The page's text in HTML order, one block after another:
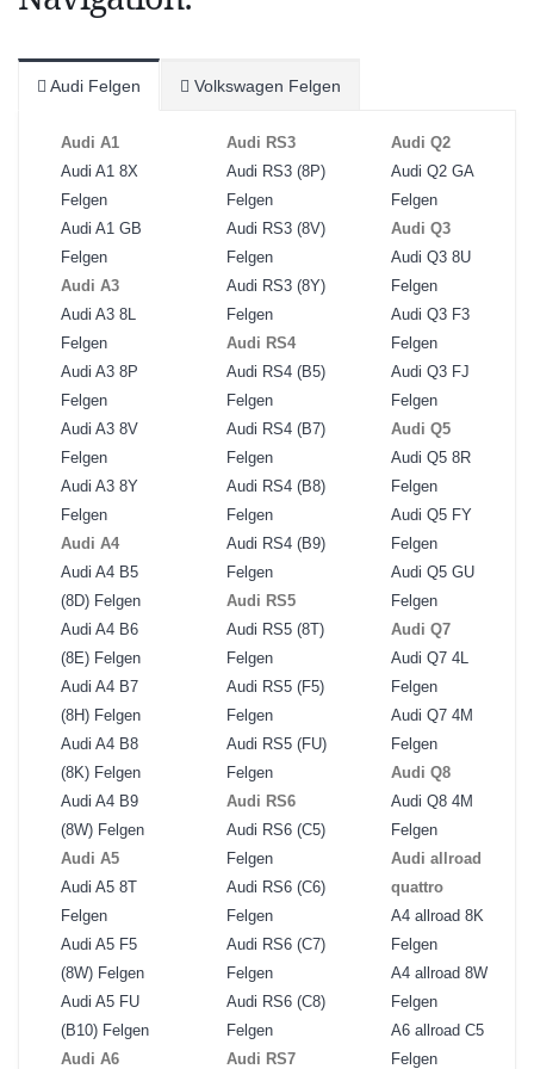
Audi Felgen Volkswagen Felgen
Audi A1
Audi A1 8X
Felgen
Audi A1 GB
Felgen
Audi A3
Audi A3 8L
Felgen
Audi A3 8P
Felgen
Audi A3 8V
Felgen
Audi A3 8Y
Felgen
Audi A4
Audi A4 B5
(8D) Felgen
Audi A4 B6
(8E) Felgen
Audi A4 B7
(8H) Felgen
Audi A4 B8
(8K) Felgen
Audi A4 B9
(8W) Felgen
Audi A5
Audi A5 8T
Felgen
Audi A5 F5
(8W) Felgen
Audi A5 FU
(B10) Felgen
Audi A6
Audi RS3
Audi RS3 (8P)
Felgen
Audi RS3 (8V)
Felgen
Audi RS3 (8Y)
Felgen
Audi RS4
Audi RS4 (B5)
Felgen
Audi RS4 (B7)
Felgen
Audi RS4 (B8)
Felgen
Audi RS4 (B9)
Felgen
Audi RS5
Audi RS5 (8T)
Felgen
Audi RS5 (F5)
Felgen
Audi RS5 (FU)
Felgen
Audi RS6
Audi RS6 (C5)
Felgen
Audi RS6 (C6)
Felgen
Audi RS6 (C7)
Felgen
Audi RS6 (C8)
Felgen
Audi RS7
Audi Q2
Audi Q2 GA
Felgen
Audi Q3
Audi Q3 8U
Felgen
Audi Q3 F3
Felgen
Audi Q3 FJ
Felgen
Audi Q5
Audi Q5 8R
Felgen
Audi Q5 FY
Felgen
Audi Q5 GU
Felgen
Audi Q7
Audi Q7 4L
Felgen
Audi Q7 4M
Felgen
Audi Q8
Audi Q8 4M
Felgen
Audi allroad
quattro
A4 allroad 8K
Felgen
A4 allroad 8W
Felgen
A6 allroad C5
Felgen